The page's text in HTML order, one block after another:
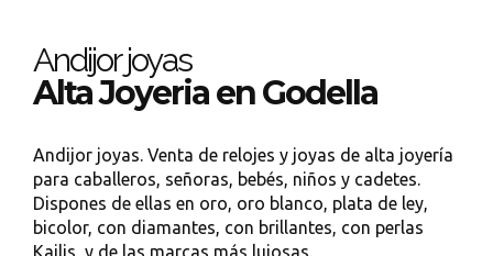
Andijor joyas
Alta Joyeria en Godella
Andijor joyas. Venta de relojes y joyas de alta joyería
para caballeros, señoras, bebés, niños y cadetes.
Dispones de ellas en oro, oro blanco, plata de ley,
bicolor, con diamantes, con brillantes, con perlas
Kailis, y de las marcas más lujosas.